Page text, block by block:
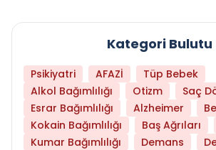
Kategori Bulutu
Psikiyatri AFAZİ
Tüp Bebek
Alkol Bağımlılığı
Otizm
Saç
Esrar Bağımlılığı
Alzheimer
Kokain Bağımlılığı
Baş Ağrıları
Kumar Bağımlılığı
Demans